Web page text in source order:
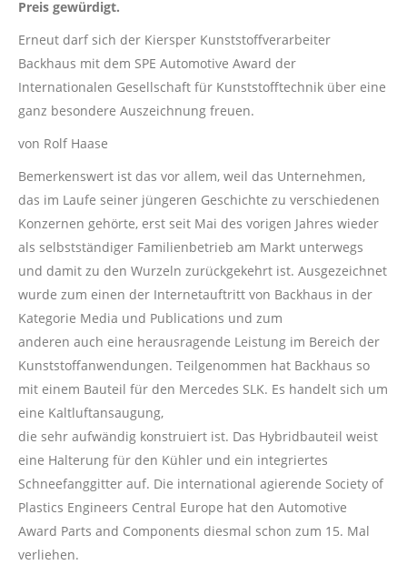
Preis gewürdigt.
Erneut darf sich der Kiersper Kunststoffverarbeiter
Backhaus mit dem SPE Automotive Award der
Internationalen Gesellschaft für Kunststofftechnik über eine
ganz besondere Auszeichnung freuen.
von Rolf Haase
Bemerkenswert ist das vor allem, weil das Unternehmen,
das im Laufe seiner jüngeren Geschichte zu verschiedenen
Konzernen gehörte, erst seit Mai des vorigen Jahres wieder
als selbstständiger Familienbetrieb am Markt unterwegs
und damit zu den Wurzeln zurückgekehrt ist. Ausgezeichnet
wurde zum einen der Internetauftritt von Backhaus in der
Kategorie Media und Publications und zum
anderen auch eine herausragende Leistung im Bereich der
Kunststoffanwendungen. Teilgenommen hat Backhaus so
mit einem Bauteil für den Mercedes SLK. Es handelt sich um
eine Kaltluftansaugung,
die sehr aufwändig konstruiert ist. Das Hybridbauteil weist
eine Halterung für den Kühler und ein integriertes
Schneefanggitter auf. Die international agierende Society of
Plastics Engineers Central Europe hat den Automotive
Award Parts and Components diesmal schon zum 15. Mal
verliehen.